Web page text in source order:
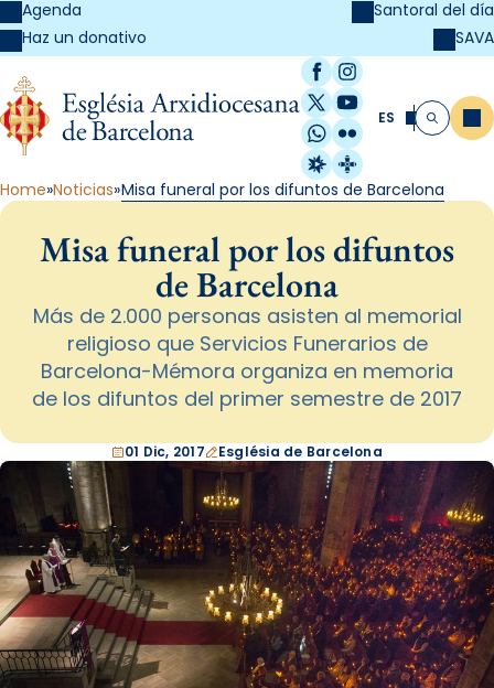
Agenda
Haz un donativo
Santoral del día
SAVA
Facebook
Instagram
X / Twitter
YouTube
WhatsApp
Flickr
Radio Estel
Catalunya
ES Buscar
Home Noticias Misa funeral por los difuntos de Barcelona
Misa funeral por los difuntos
de Barcelona
Más de 2.000 personas asisten al memorial
religioso que Servicios Funerarios de
Barcelona-Mémora organiza en memoria
de los difuntos del primer semestre de 2017
01 Dic, 2017 Església de Barcelona